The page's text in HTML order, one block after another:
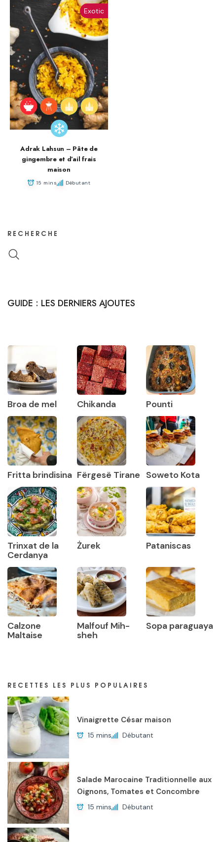
Exotic
Adrak Lahsun – Pâte de
gingembre et d’ail frais
maison
15 mins Débutant
RECHERCHE
GUIDE : LES DERNIERS AJOUTES
Broa de mel Chikanda Pounti
Fritta brindisina Fërgesë Tirane Soweto Kota
Trinxat de la
Cerdanya
Żurek Pataniscas
Calzone
Maltaise
Malfouf Mih-
sheh
Sopa paraguaya
RECETTES LES PLUS POPULAIRES
Vinaigrette César maison
15 mins Débutant
Salade Marocaine Traditionnelle aux
Oignons, Tomates et Concombre
15 mins Débutant